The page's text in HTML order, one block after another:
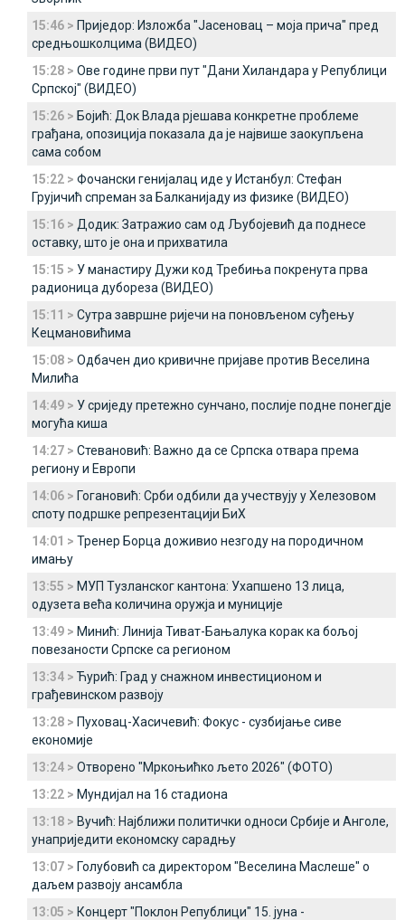
15:46 > Приједор: Изложба "Јасеновац – моја прича" пред
средњошколцима (ВИДЕО)
15:28 > Ове године први пут "Дани Хиландара у Републици
Српској" (ВИДЕО)
15:26 > Бојић: Док Влада рјешава конкретне проблеме
грађана, опозиција показала да је највише заокупљена
сама собом
15:22 > Фочански генијалац иде у Истанбул: Стефан
Грујичић спреман за Балканијаду из физике (ВИДЕО)
15:16 > Додик: Затражио сам од Љубојевић да поднесе
оставку, што је она и прихватила
15:15 > У манастиру Дужи код Требиња покренута прва
радионица дубореза (ВИДЕО)
15:11 > Сутра завршне ријечи на поновљеном суђењу
Кецмановићима
15:08 > Одбачен дио кривичне пријаве против Веселина
Милића
14:49 > У сриједу претежно сунчано, послије подне понегдје
могућа киша
14:27 > Стевановић: Важно да се Српска отвара према
региону и Европи
14:06 > Гогановић: Срби одбили да учествују у Хелезовом
споту подршке репрезентацији БиХ
14:01 > Тренер Борца доживио незгоду на породичном
имању
13:55 > МУП Тузланског кантона: Ухапшено 13 лица,
одузета већа количина оружја и муниције
13:49 > Минић: Линија Тиват-Бањалука корак ка бољој
повезаности Српске са регионом
13:34 > Ћурић: Град у снажном инвестиционом и
грађевинском развоју
13:28 > Пуховац-Хасичевић: Фокус - сузбијање сиве
економије
13:24 > Отворено "Мркоњићко љето 2026" (ФОТО)
13:22 > Мундијал на 16 стадиона
13:18 > Вучић: Најближи политички односи Србије и Анголе,
унаприједити економску сарадњу
13:07 > Голубовић са директором "Веселина Маслеше" о
даљем развоју ансамбла
13:05 > Концерт "Поклон Републици" 15. јуна -